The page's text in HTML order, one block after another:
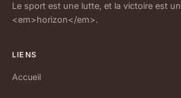
Le sport est une lutte, et la victoire est un
<em>horizon</em>.
LIENS
Accueil